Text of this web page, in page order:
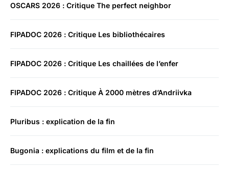
OSCARS 2026 : Critique The perfect neighbor
FIPADOC 2026 : Critique Les bibliothécaires
FIPADOC 2026 : Critique Les chaillées de l’enfer
FIPADOC 2026 : Critique À 2000 mètres d’Andriivka
Pluribus : explication de la fin
Bugonia : explications du film et de la fin